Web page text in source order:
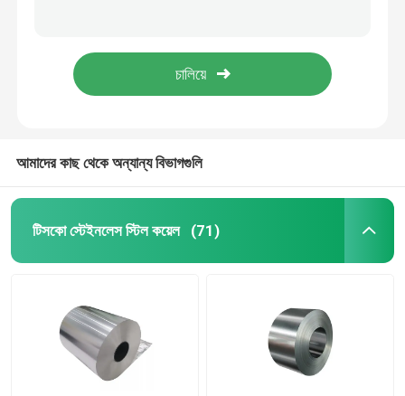
স্টেইনলেস স্টীল বৃত্তাকার বার
স্টেইনলেস স্টীল ফালা
স্টেইনলেস স্টীল চ্যানেল
উচ্চ শক্তি গ্যালভানাইজড স্টিল প্লেট ST12 কোল্ড রোলড
আমাদের কাছ থেকে অন্যান্য বিভাগগুলি
টিসকো স্টেইনলেস স্টিল কয়েল (71)